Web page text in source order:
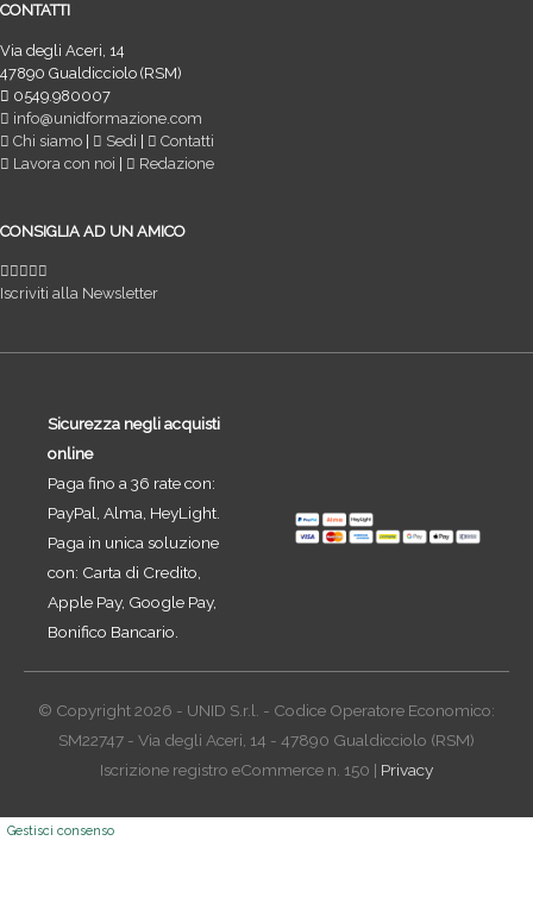
CONTATTI
Via degli Aceri, 14
47890 Gualdicciolo (RSM)
0549.980007
info@unidformazione.com
Chi siamo
Sedi
Contatti
Lavora con noi
Redazione
CONSIGLIA AD UN AMICO
Iscriviti alla Newsletter
Sicurezza negli acquisti
online
Paga fino a 36 rate con:
PayPal, Alma, HeyLight.
Paga in unica soluzione
con: Carta di Credito,
Apple Pay, Google Pay,
Bonifico Bancario.
© Copyright 2026 - UNID S.r.l. - Codice Operatore Economico:
SM22747 - Via degli Aceri, 14 - 47890 Gualdicciolo (RSM)
Iscrizione registro eCommerce n. 150 | Privacy
Gestisci consenso